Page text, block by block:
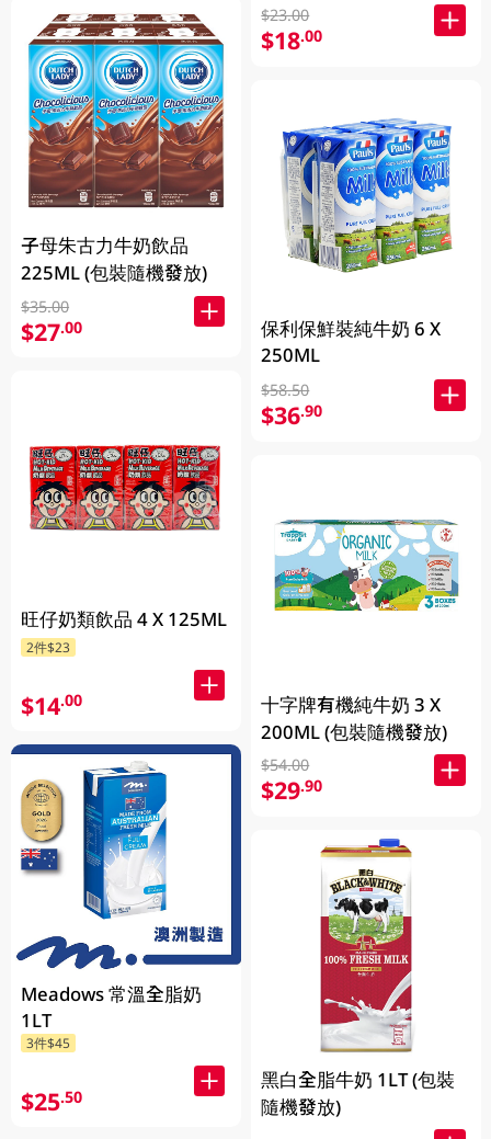
子母朱古力牛奶飲品
225ML (包裝隨機發放)
$35.00
$27.00
旺仔奶類飲品 4 X 125ML
2件$23
$14.00
Meadows 常溫全脂奶
1LT
3件$45
$25.50
$23.00
$18.00
保利保鮮裝純牛奶 6 X
250ML
$58.50
$36.90
十字牌有機純牛奶 3 X
200ML (包裝隨機發放)
$54.00
$29.90
黑白全脂牛奶 1LT (包裝
隨機發放)